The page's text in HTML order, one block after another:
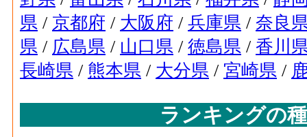
県 / 京都府 / 大阪府 / 兵庫県 / 奈良
県 / 広島県 / 山口県 / 徳島県 / 香川
長崎県 / 熊本県 / 大分県 / 宮崎県 /
ランキングの